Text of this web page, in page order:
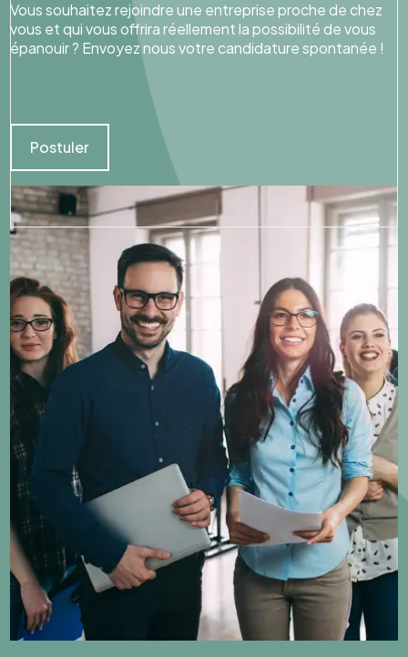
Vous souhaitez rejoindre une entreprise proche de chez
vous et qui vous offrira réellement la possibilité de vous
épanouir ? Envoyez nous votre candidature spontanée !
Postuler